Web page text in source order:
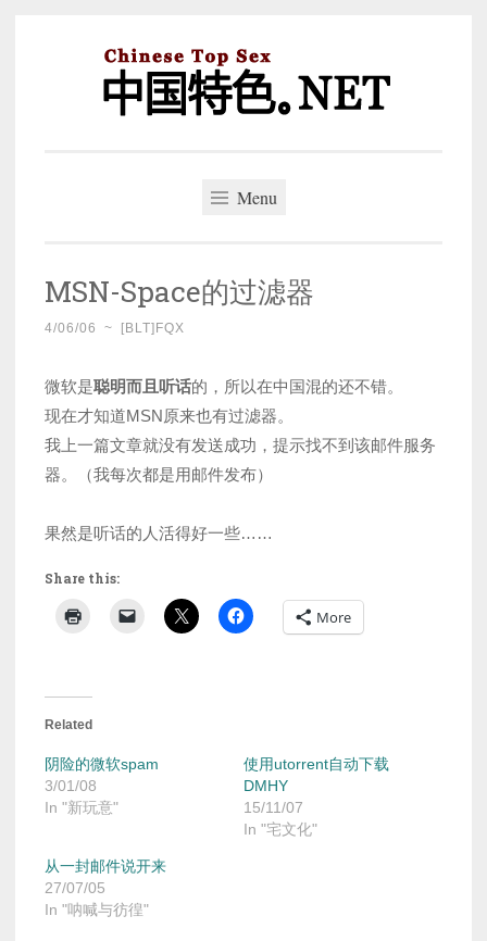
Menu
MSN-Space的过滤器
4/06/06 ~ [BLT]FQX
微软是聪明而且听话的，所以在中国混的还不错。
现在才知道MSN原来也有过滤器。
我上一篇文章就没有发送成功，提示找不到该邮件服务
器。（我每次都是用邮件发布）
果然是听话的人活得好一些……
Share this:
More
Related
阴险的微软spam
3/01/08
In "新玩意"
使用utorrent自动下载
DMHY
15/11/07
In "宅文化"
从一封邮件说开来
27/07/05
In "呐喊与彷徨"